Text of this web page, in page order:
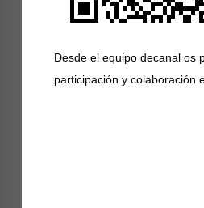
Desde el equipo decanal os
participación y colaboración